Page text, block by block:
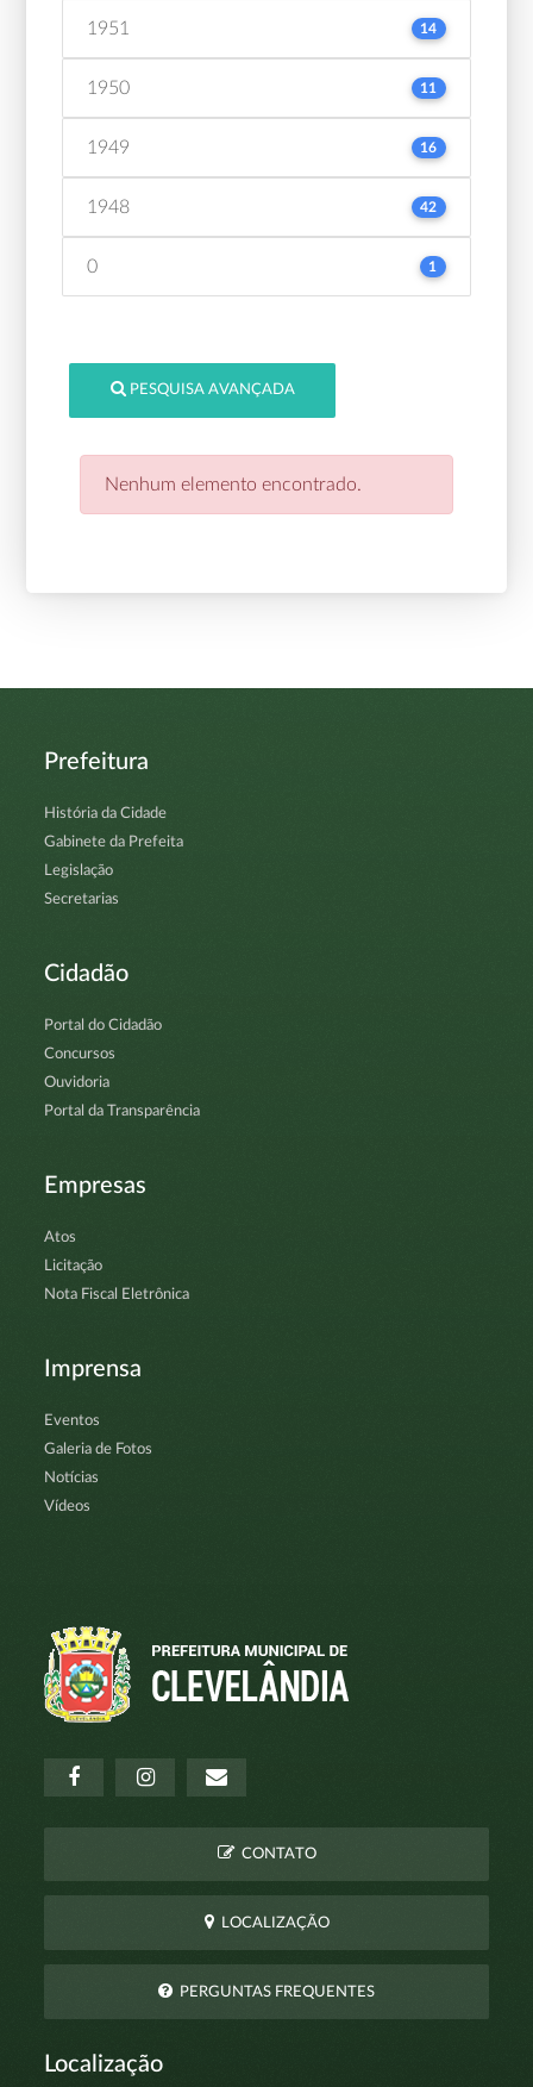
1951 14
1950 11
1949 16
1948 42
0 1
PESQUISA AVANÇADA
Nenhum elemento encontrado.
Prefeitura
História da Cidade
Gabinete da Prefeita
Legislação
Secretarias
Cidadão
Portal do Cidadão
Concursos
Ouvidoria
Portal da Transparência
Empresas
Atos
Licitação
Nota Fiscal Eletrônica
Imprensa
Eventos
Galeria de Fotos
Notícias
Vídeos
CONTATO
LOCALIZAÇÃO
PERGUNTAS FREQUENTES
Localização